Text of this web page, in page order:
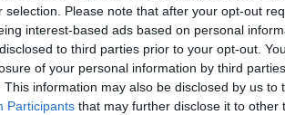
selection. Please note that after your opt-out
interest-based ads based on personal
to third parties prior to your opt-out.
of your personal information by third
This information may also be disclosed by us to
Participants that may further disclose it to other